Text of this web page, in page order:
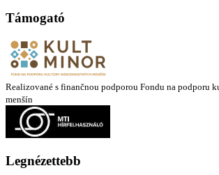
Támogató
Realizované s finančnou podporou Fondu na podporu
menšín
Legnézettebb